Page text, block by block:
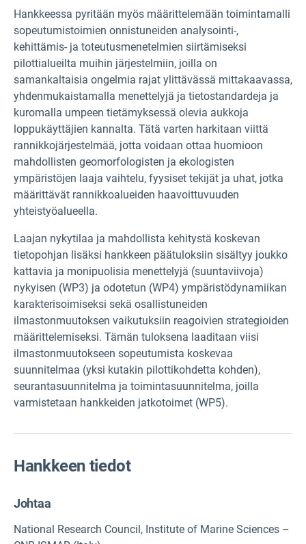
Hankkeessa pyritään myös määrittelemään toimintamalli
sopeutumistoimien onnistuneiden analysointi-,
kehittämis- ja toteutusmenetelmien siirtämiseksi
pilottialueilta muihin järjestelmiin, joilla on
samankaltaisia ongelmia rajat ylittävässä mittakaavassa,
yhdenmukaistamalla menettelyjä ja tietostandardeja ja
kuromalla umpeen tietämyksessä olevia aukkoja
loppukäyttäjien kannalta. Tätä varten harkitaan viittä
rannikkojärjestelmää, jotta voidaan ottaa huomioon
mahdollisten geomorfologisten ja ekologisten
ympäristöjen laaja vaihtelu, fyysiset tekijät ja uhat, jotka
määrittävät rannikkoalueiden haavoittuvuuden
yhteistyöalueella.
Laajan nykytilaa ja mahdollista kehitystä koskevan
tietopohjan lisäksi hankkeen päätuloksiin sisältyy joukko
kattavia ja monipuolisia menettelyjä (suuntaviivoja)
nykyisen (WP3) ja odotetun (WP4) ympäristödynamiikan
karakterisoimiseksi sekä osallistuneiden
ilmastonmuutoksen vaikutuksiin reagoivien strategioiden
määrittelemiseksi. Tämän tuloksena laaditaan viisi
ilmastonmuutokseen sopeutumista koskevaa
suunnitelmaa (yksi kutakin pilottikohdetta kohden),
seurantasuunnitelma ja toimintasuunnitelma, joilla
varmistetaan hankkeiden jatkotoimet (WP5).
Hankkeen tiedot
Johtaa
National Research Council, Institute of Marine Sciences –